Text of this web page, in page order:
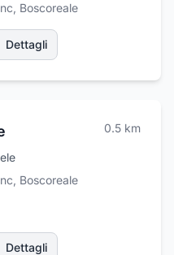
, Boscoreale
Dettagli
0.5 km
, Boscoreale
Dettagli